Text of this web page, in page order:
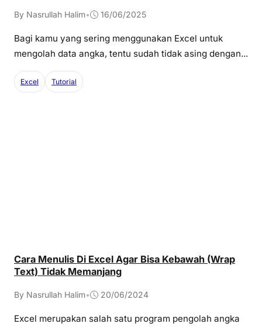
By Nasrullah Halim• 16/06/2025
Bagi kamu yang sering menggunakan Excel untuk
mengolah data angka, tentu sudah tidak asing dengan...
Excel Tutorial
Cara Menulis Di Excel Agar Bisa Kebawah (Wrap
Text) Tidak Memanjang
By Nasrullah Halim• 20/06/2024
Excel merupakan salah satu program pengolah angka